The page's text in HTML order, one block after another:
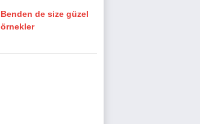
Benden de size güzel
örnekler